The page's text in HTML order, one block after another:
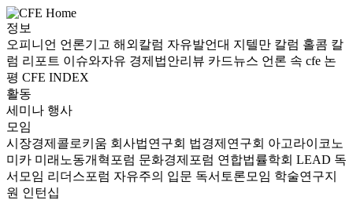
정보
오피니언 언론기고 해외칼럼 자유발언대 지텔만 칼럼 홀콤 칼
럼 리포트 이슈와자유 경제법안리뷰 카드뉴스 언론 속 cfe 논
평 CFE INDEX
활동
세미나 행사
모임
시장경제콜로키움 회사법연구회 법경제연구회 아고라이코노
미카 미래노동개혁포럼 문화경제포럼 연합법률학회 LEAD 독
서모임 리더스포럼 자유주의 입문 독서토론모임 학술연구지
원 인턴십